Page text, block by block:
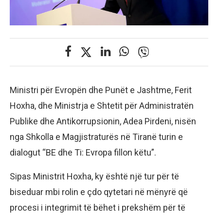
Ministri për Evropën dhe Punët e Jashtme, Ferit
Hoxha, dhe Ministrja e Shtetit për Administratën
Publike dhe Antikorrupsionin, Adea Pirdeni, nisën
nga Shkolla e Magjistraturës në Tiranë turin e
dialogut “BE dhe Ti: Evropa fillon këtu”.
Sipas Ministrit Hoxha, ky është një tur për të
biseduar mbi rolin e çdo qytetari në mënyrë që
procesi i integrimit të bëhet i prekshëm për të